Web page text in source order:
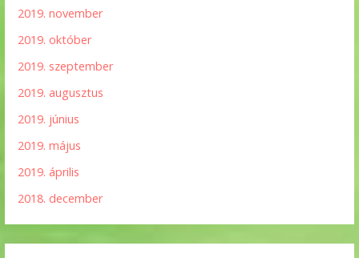
2019. november
2019. október
2019. szeptember
2019. augusztus
2019. június
2019. május
2019. április
2018. december